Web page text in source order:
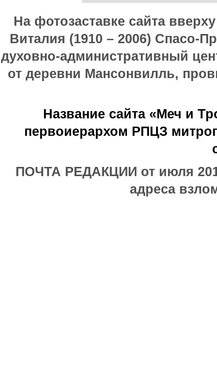
На фотозаставке сайта
Виталия (1910 – 2006) Спасо-
духовно-административный
от деревни Мансонвилль,
Название сайта «Меч и
первоиерархом РПЦЗ
ПОЧТА РЕДАКЦИИ от июля
адреса